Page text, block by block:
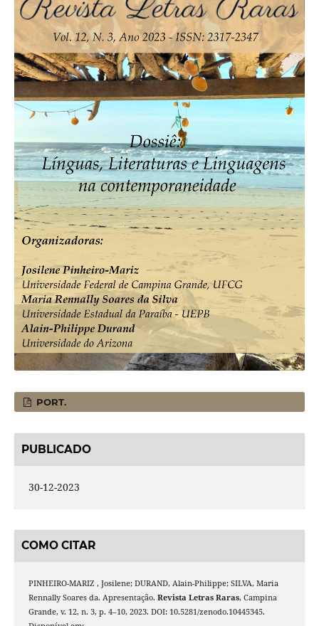
PORT.
PUBLICADO
30-12-2023
COMO CITAR
PINHEIRO-MARIZ , Josilene; DURAND, Alain-Philippe; SILVA, Maria
Rennally Soares da. Apresentação. Revista Letras Raras, Campina
Grande, v. 12, n. 3, p. 4–10, 2023. DOI: 10.5281/zenodo.10445345.